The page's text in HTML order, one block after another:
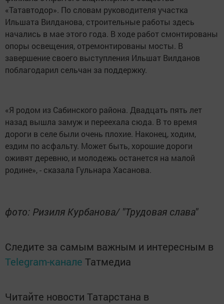
«Татавтодор». По словам руководителя участка
Ильшата Вилданова, строительные работы здесь
начались в мае этого года. В ходе работ смонтированы
опоры освещения, отремонтированы мосты. В
завершение своего выступления Ильшат Вилданов
поблагодарил сельчан за поддержку.
«Я родом из Сабинского района. Двадцать пять лет
назад вышла замуж и переехала сюда. В то время
дороги в селе были очень плохие. Наконец, ходим,
ездим по асфальту. Может быть, хорошие дороги
оживят деревню, и молодежь останется на малой
родине», - сказала Гульнара Хасанова.
фото: Ризиля Курбанова/ "Трудовая слава"
Следите за самым важным и интересным в
Telegram-канале Татмедиа
Читайте новости Татарстана в